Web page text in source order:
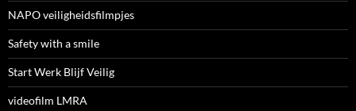
NAPO veiligheidsfilmpjes
Safety with a smile
Start Werk Blijf Veilig
videofilm LMRA